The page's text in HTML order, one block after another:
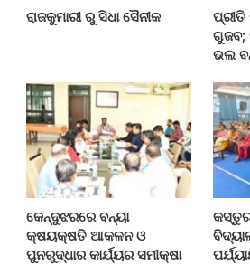
ଠାରୁ ଯଦି ବିଳମ୍ବ ହୁଏ ତେବେ ୨୮
ଟଙ୍କା ୨୮ ରୁ ୩୦ ମଧ୍ୟରେ
କରିପାରିବେ ଛାତ୍ରଛାତ୍ରୀ । ଏହାପରେ
ଫର୍ମପୂରଣ କରି ନାହାନ୍ତି ତେବେ
ମଧ୍ୟରେ ଫାଇନ ଦେଇ ଫର୍ମ
କଲେଜର ସାମ୍ସ ପୋର୍ଟାଲ
ଫର୍ମ ପୂରଣ କରିବେ ।
ରାଜକୁମାରୀ ରୁ ସିଧା ସୈନୀକ
ପ୍ରୀତି
ଗୁଜବ;
ଭଲ
କେନ୍ଦୁଝରରେ ବନ୍ୟା
କ୍ଷୟକ୍ଷତି ଆକଳନ ଓ
ପୁନରୁଦ୍ଧାର କାର୍ଯ୍ୟର ସମୀକ୍ଷା